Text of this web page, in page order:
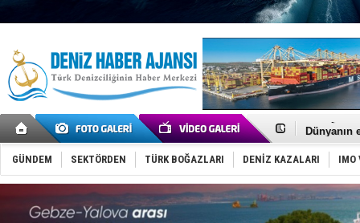
SOCAR
Dünyanın
Keşfedildi:
D-Marin,
Van’da
ASEAN ilk
GÜNDEM SEKTÖRDEN TÜRK BOĞAZLARI DENİZ KAZALARI IMO